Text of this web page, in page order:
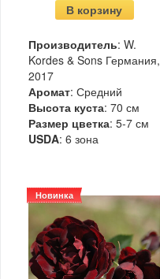
В корзину
Производитель: W.
Kordes & Sons Германия,
2017
Аромат: Средний
Высота куста: 70 см
Размер цветка: 5-7 см
USDA: 6 зона
Новинка